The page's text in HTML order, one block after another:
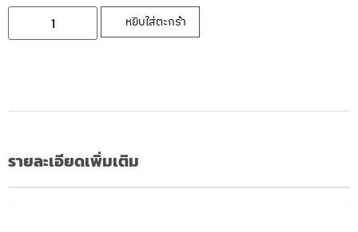
หยิบใส่ตะกร้า
รายละเอียดเพิ่มเติม